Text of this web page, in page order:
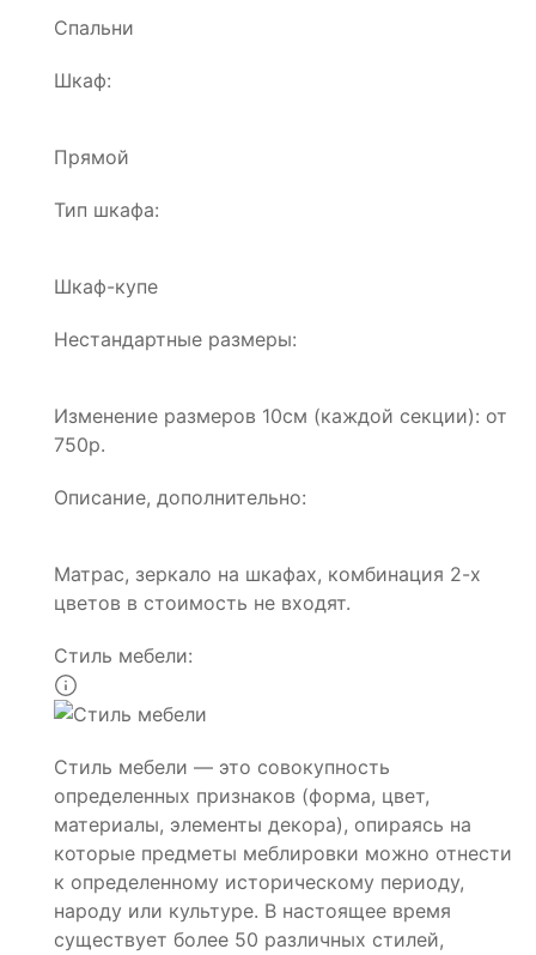
Спальни
Шкаф:
Прямой
Тип шкафа:
Шкаф-купе
Нестандартные размеры:
Изменение размеров 10см (каждой секции): от
750р.
Описание, дополнительно:
Матрас, зеркало на шкафах, комбинация 2-х
цветов в стоимость не входят.
Стиль мебели:
Стиль мебели — это совокупность
определенных признаков (форма, цвет,
материалы, элементы декора), опираясь на
которые предметы меблировки можно отнести
к определенному историческому периоду,
народу или культуре. В настоящее время
существует более 50 различных стилей,